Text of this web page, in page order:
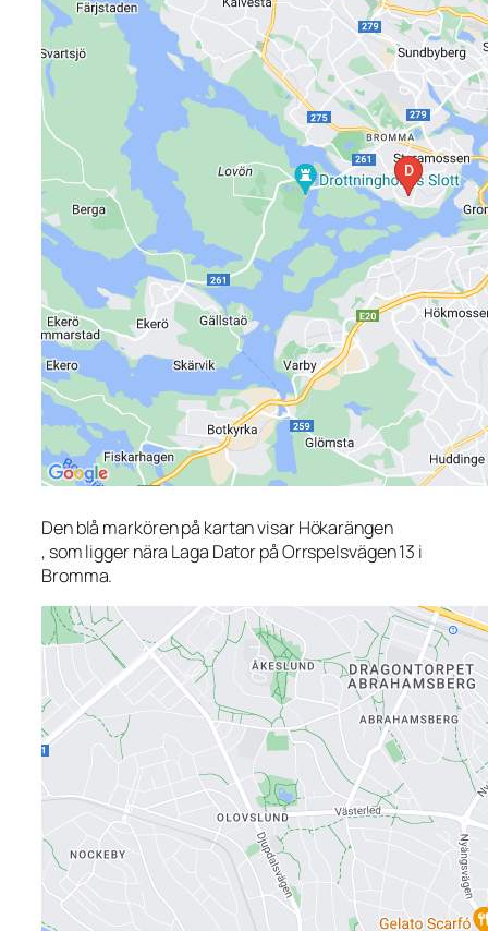
Den blå markören på kartan visar Hökarängen
, som ligger nära Laga Dator på Orrspelsvägen 13 i
Bromma.